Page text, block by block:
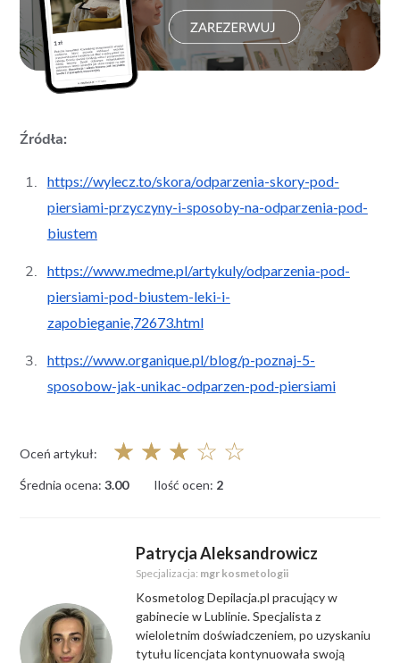
Źródła:
https://wylecz.to/skora/odparzenia-skory-pod-
piersiami-przyczyny-i-sposoby-na-odparzenia-pod-
biustem
https://www.medme.pl/artykuly/odparzenia-pod-
piersiami-pod-biustem-leki-i-
zapobieganie,72673.html
https://www.organique.pl/blog/p-poznaj-5-
sposobow-jak-unikac-odparzen-pod-piersiami
Oceń artykuł: ☆ ☆ ☆ ☆ ☆
Średnia ocena: 3.00 Ilość ocen: 2
Patrycja Aleksandrowicz
Specjalizacja: mgr kosmetologii
Kosmetolog Depilacja.pl pracujący w
gabinecie w Lublinie. Specjalista z
wieloletnim doświadczeniem, po uzyskaniu
tytułu licencjata kontynuowała swoją